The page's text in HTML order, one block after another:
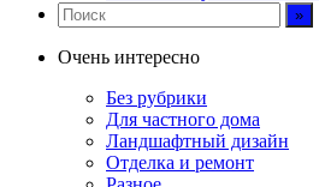
Очень интересно
Без рубрики
Для частного дома
Ландшафтный дизайн
Отделка и ремонт